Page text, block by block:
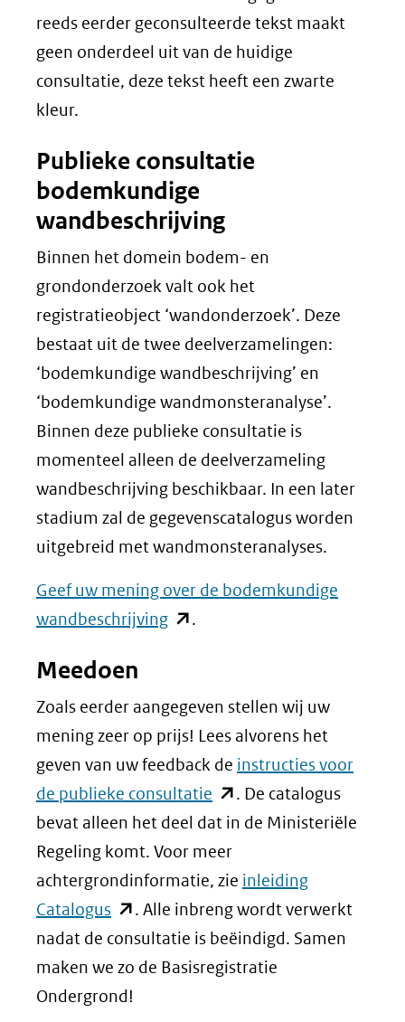
reeds eerder geconsulteerde tekst maakt
geen onderdeel uit van de huidige
consultatie, deze tekst heeft een zwarte
kleur.
Publieke consultatie
bodemkundige
wandbeschrijving
Binnen het domein bodem- en
grondonderzoek valt ook het
registratieobject ‘wandonderzoek’. Deze
bestaat uit de twee deelverzamelingen:
‘bodemkundige wandbeschrijving’ en
‘bodemkundige wandmonsteranalyse’.
Binnen deze publieke consultatie is
momenteel alleen de deelverzameling
wandbeschrijving beschikbaar. In een later
stadium zal de gegevenscatalogus worden
uitgebreid met wandmonsteranalyses.
Geef uw mening over de bodemkundige
wandbeschrijving(opent
venster)
(verwijst
naar
een
andere
website)
.
Meedoen
Zoals eerder aangegeven stellen wij uw
mening zeer op prijs! Lees alvorens het
geven van uw feedback de instructies voor
de publieke consultatie (opent
in
nieuw
venster)
(verwijst
naar
een
. De catalogus
bevat alleen het deel dat in de Ministeriële
Regeling komt. Voor meer
achtergrondinformatie, zie inleiding
Catalogus(opent
in
nieuw
venster)
. Alle inbreng wordt verwerkt
nadat de consultatie is beëindigd. Samen
maken we zo de Basisregistratie
Ondergrond!